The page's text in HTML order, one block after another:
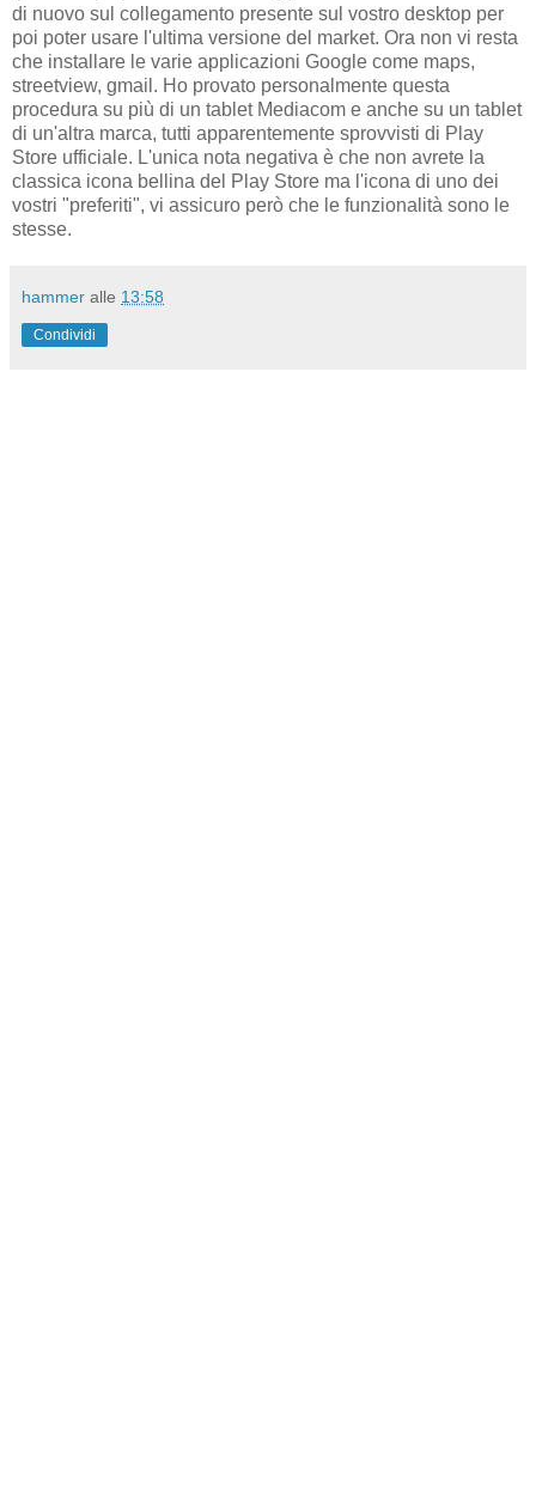
di nuovo sul collegamento presente sul vostro desktop per
poi poter usare l'ultima versione del market. Ora non vi resta
che installare le varie applicazioni Google come maps,
streetview, gmail. Ho provato personalmente questa
procedura su più di un tablet Mediacom e anche su un tablet
di un'altra marca, tutti apparentemente sprovvisti di Play
Store ufficiale. L'unica nota negativa è che non avrete la
classica icona bellina del Play Store ma l'icona di uno dei
vostri "preferiti", vi assicuro però che le funzionalità sono le
stesse.
hammer alle 13:58
Condividi